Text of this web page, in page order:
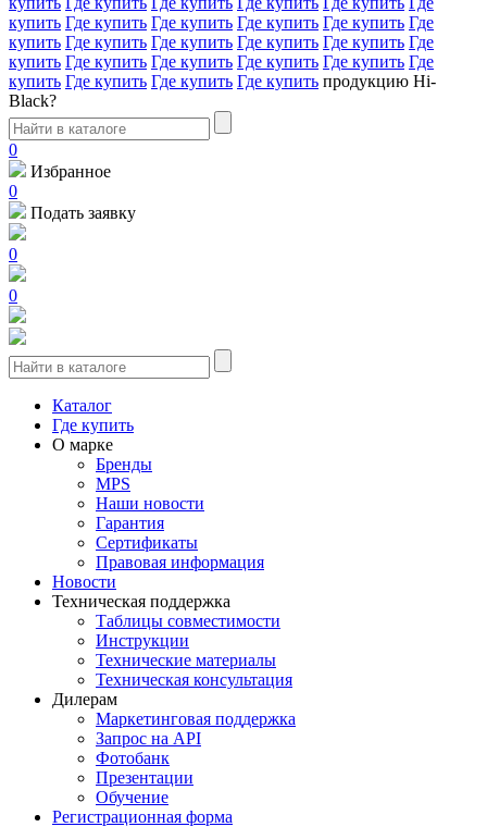
купить Где купить Где купить Где купить Где купить Где
купить Где купить Где купить Где купить Где купить Где
купить Где купить Где купить Где купить Где купить Где
купить Где купить Где купить Где купить продукцию Hi-
Black?
0
Избранное
0
Подать заявку
0
0
Каталог
Где купить
О марке
Бренды
MPS
Наши новости
Гарантия
Сертификаты
Правовая информация
Новости
Техническая поддержка
Таблицы совместимости
Инструкции
Технические материалы
Техническая консультация
Дилерам
Маркетинговая поддержка
Запрос на API
Фотобанк
Презентации
Обучение
Регистрационная форма